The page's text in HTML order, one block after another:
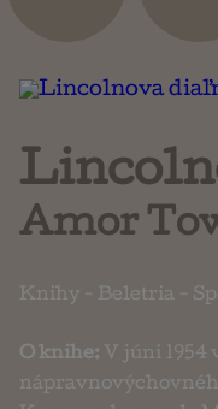
Amor
Knihy - Beletria -
O knihe: V júni 1954